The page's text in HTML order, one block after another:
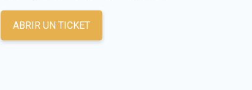
ABRIR UN TICKET